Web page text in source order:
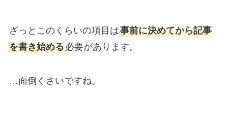
ざっとこのくらいの項目は事前に決めてから記事
を書き始める必要があります。
…面倒くさいですね。